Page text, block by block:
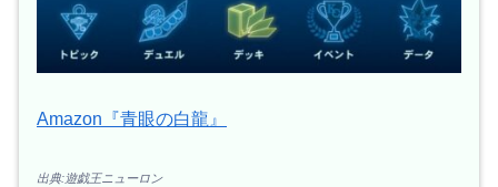
Amazon『青眼の白龍』
出典:遊戯王ニューロン